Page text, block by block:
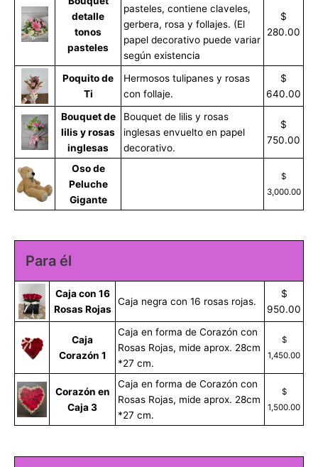
detalle
tonos
pasteles
pasteles, contiene claveles,
gerbera, rosa y follajes. (El
papel decorativo puede variar
según existencia
$
280.00
Poquito de
Ti
Hermosos tulipanes y rosas
con follaje.
$
640.00
Bouquet de
lilis y rosas
inglesas
Bouquet de lilis y rosas
inglesas envuelto en papel
decorativo.
$
750.00
Oso de
Peluche
Gigante
$
3,000.00
Para él
Caja con 16
Rosas Rojas
Caja negra con 16 rosas rojas.
$
950.00
Caja
Corazón 1
Caja en forma de Corazón con
Rosas Rojas, mide aprox. 28cm
*27 cm.
$
1,450.00
Corazón en
Caja 3
Caja en forma de Corazón con
Rosas Rojas, mide aprox. 28cm
*27 cm.
$
1,500.00